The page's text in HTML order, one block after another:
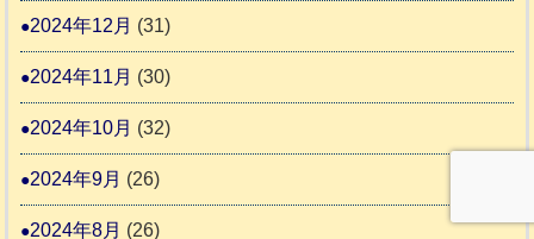
2024年12月 (31)
2024年11月 (30)
2024年10月 (32)
2024年9月 (26)
2024年8月 (26)